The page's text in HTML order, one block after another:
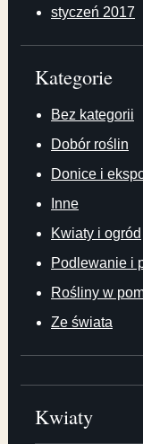
styczeń 2017
Kategorie
Bez kategorii
Dobór roślin
Donice i
Inne
Kwiaty i ogród
Podlewanie i
Rośliny w
Ze świata
Kwiaty